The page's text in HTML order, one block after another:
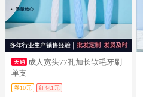
成人宽头77孔加长软毛牙刷
单支
券10元 红包1元